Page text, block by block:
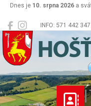
INFO: 571 442
Dnes je 10. srpna 2026 a
Hošťálková